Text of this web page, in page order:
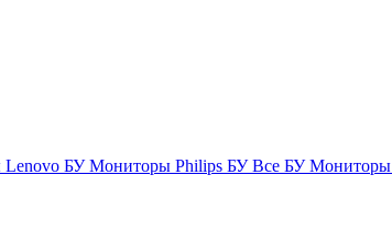
БУМониторы Philips БУВсе БУ Мониторы